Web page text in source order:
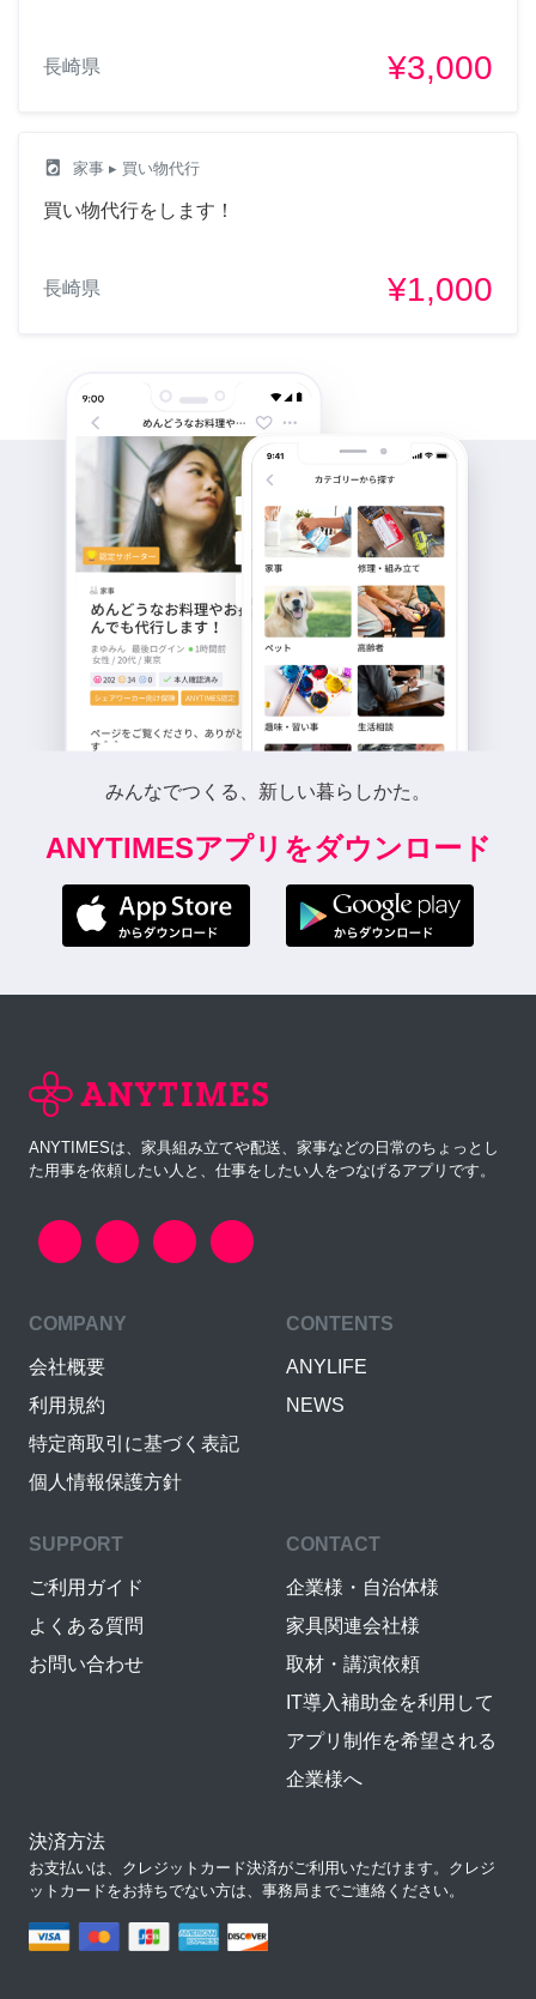
長崎県 ¥3,000
local_laundry_service 家事 ▸ 買い物代行
買い物代行をします！
長崎県 ¥1,000
みんなでつくる、新しい暮らしかた。
ANYTIMESアプリをダウンロード
ANYTIMESは、家具組み立てや配送、家事などの日常のちょっとし
た用事を依頼したい人と、仕事をしたい人をつなげるアプリです。
COMPANY
会社概要
利用規約
特定商取引に基づく表記
個人情報保護方針
CONTENTS
ANYLIFE
NEWS
SUPPORT
ご利用ガイド
よくある質問
お問い合わせ
CONTACT
企業様・自治体様
家具関連会社様
取材・講演依頼
IT導入補助金を利用して
アプリ制作を希望される
企業様へ
決済方法
お支払いは、クレジットカード決済がご利用いただけます。クレジ
ットカードをお持ちでない方は、事務局までご連絡ください。